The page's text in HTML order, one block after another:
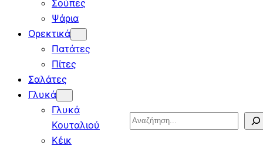
Σούπες
Ψάρια
Ορεκτικά
Πατάτες
Πίτες
Σαλάτες
Γλυκά
Γλυκά
Κουταλιού
Κέικ
Search